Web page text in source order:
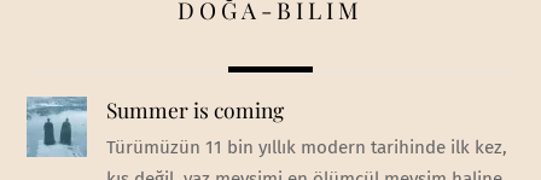
DOĞA-BİLİM
Summer is coming
Türümüzün 11 bin yıllık modern tarihinde ilk kez,